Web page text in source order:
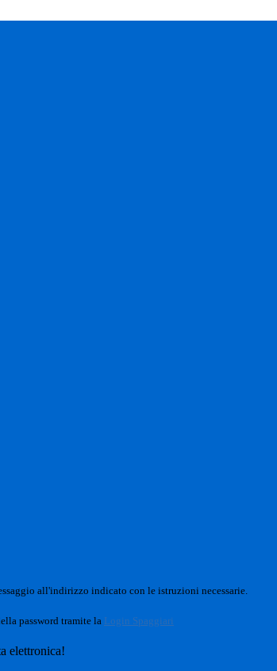
all'indirizzo indicato con le istruzioni necessarie.
password tramite la Login Spaggiari
elettronica!